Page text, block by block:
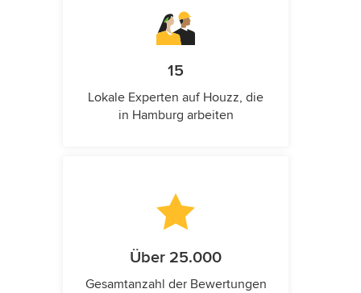
15
Lokale Experten auf Houzz, die
in Hamburg arbeiten
Über 25.000
Gesamtanzahl der Bewertungen